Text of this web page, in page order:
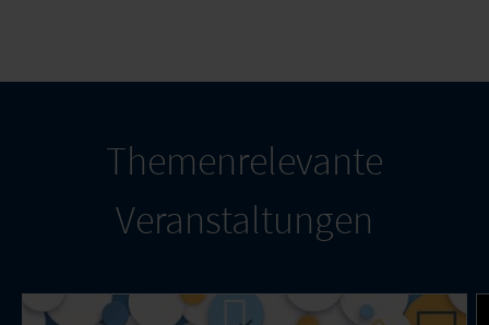
Themenrelevante
Veranstaltungen